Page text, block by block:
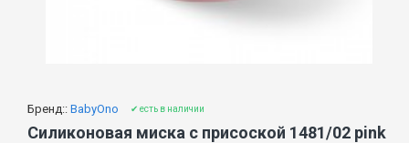
Бренд:: BabyOno ✔ есть в наличии
Силиконовая миска с присоской 1481/02 pink